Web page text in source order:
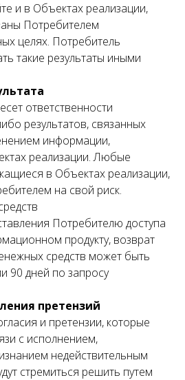
и в Объектах реализации,
Потребителем
целях. Потребитель
такие результаты иными
ответственности
результатов, связанных
информации,
реализации. Любые
в Объектах реализации,
на свой риск.
Потребителю доступа
продукту, возврат
средств может быть
90 дней по запросу
претензий
и претензии, которые
с исполнением,
недействительным
стремиться решить путем